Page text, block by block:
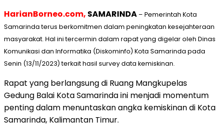
HarianBorneo.com, SAMARINDA – Pemerintah Kota
Samarinda terus berkomitmen dalam peningkatan kesejahteraan
masyarakat. Hal ini tercermin dalam rapat yang digelar oleh Dinas
Komunikasi dan Informatika (Diskominfo) Kota Samarinda pada
Senin (13/11/2023) terkait hasil survey data kemiskinan.
Rapat yang berlangsung di Ruang Mangkupelas
Gedung Balai Kota Samarinda ini menjadi momentum
penting dalam menuntaskan angka kemiskinan di Kota
Samarinda, Kalimantan Timur.